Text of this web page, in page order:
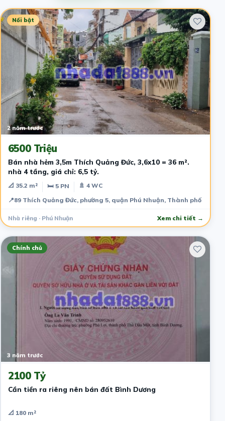
Nổi bật
2 năm trước
6500 Triệu
Bán nhà hẻm 3,5m Thích Quảng Đức, 3,6x10 = 36 m².
nhà 4 tầng, giá chỉ: 6,5 tỷ.
📐 35.2 m² 🛏 5 PN
🚿 4 WC
📍89 Thích Quảng Đức, phường 5, quận Phú Nhuận, Thành phố Hồ
Nhà riêng · Phú Nhuận Xem chi tiết →
Chính chủ
3 năm trước
2100 Tỷ
Cần tiền ra riêng nên bán đất Bình Dương
📐 180 m²